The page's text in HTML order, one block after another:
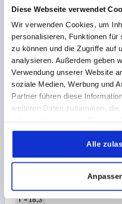
Diese Webseite verwendet
Wir verwenden Cookies, um
personalisieren, Funktionen für
zu können und die Zugriffe auf
analysieren. Außerdem geben
Verwendung unserer Website
soziale Medien, Werbung und
Partner führen diese
weiteren Daten zusammen, die
gesammelt haben.
Alle
2-SPEICHENHANDRAD
PASSB.M.NUT, M.
SCHWARZ, STAHLTEILE:
DREHBAR
AUSSENDURCHMESSER=160
BEFESTIGUNGSBOHRUNG=16
QUERBOHRUNG
D4=25,2
T =18,3